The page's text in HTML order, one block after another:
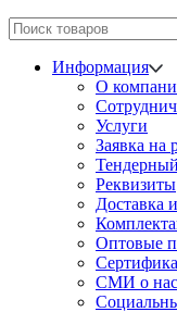
Информация
О
Услуги
Заявка на
Реквизиты
Доставка
Оптовые
СМИ о нас